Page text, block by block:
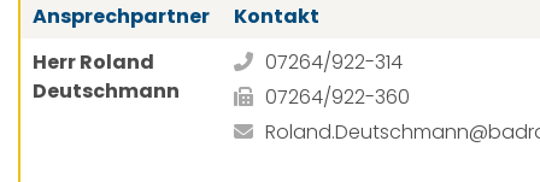
Ansprechpartner
Kontakt
Herr Roland
Deutschmann
07264/922-314
07264/922-360